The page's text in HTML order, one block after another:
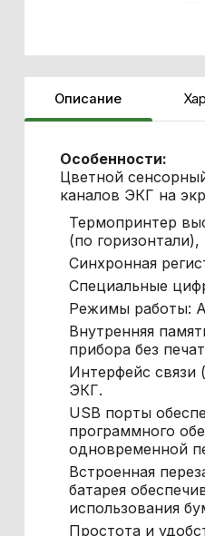
Описание
Особенности:
Цветной
каналов ЭКГ на
Термопринтер
(по
Синхронная
Специальные
Режимы работы:
Внутренняя
прибора без
Интерфейс связи
ЭКГ.
USB порты
программного
одновременной
Встроенная
батарея
использования
Простота и